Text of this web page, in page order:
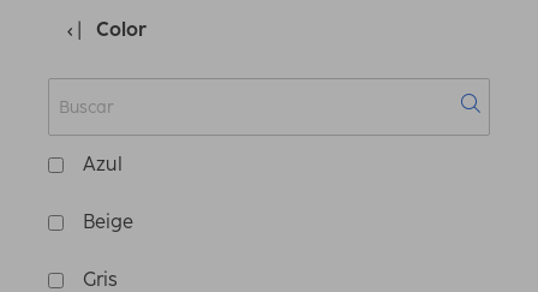
Color
Azul
Beige
Gris